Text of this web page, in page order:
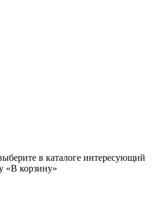
в каталоге интересующий
«В корзину»